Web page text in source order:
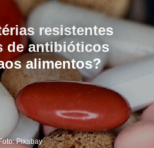
resistentes
de antibióticos
alimentos?
Pixabay